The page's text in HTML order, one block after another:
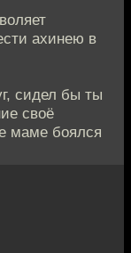
ахинею в
сидел бы ты
своё
маме боялся